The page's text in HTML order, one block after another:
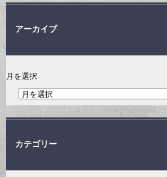
アーカイブ
月を選択
カテゴリー